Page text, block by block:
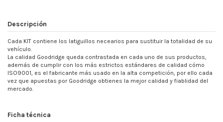
Descripción
Cada KIT contiene los latiguillos necearios para sustituir la totalidad de su
vehículo.
La calidad Goodridge queda contrastada en cada uno de sus productos,
además de cumplir con los más estrictos estándares de calidad cómo
ISO9001, es el fabricante más usado en la alta competición, por ello cada
vez que apuestas por Goodridge obtienes la mejor calidad y fiablidad del
mercado.
Ficha técnica